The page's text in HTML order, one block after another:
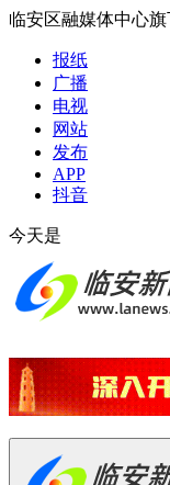
临安区融媒体中心旗
报纸
广播
电视
网站
发布
APP
抖音
今天是